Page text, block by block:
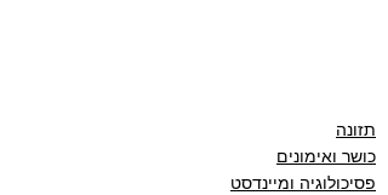
תזונה
כושר ואימונים
פסיכולוגיה ומיינדסט